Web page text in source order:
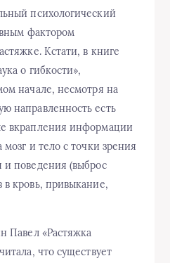
психологический
фактором
Кстати, в книге
о гибкости»,
начале, несмотря на
направленность есть
вкрапления информации
и тело с точки зрения
и поведения (выброс
кровь, привыкание,
Павел «Растяжка
что существует